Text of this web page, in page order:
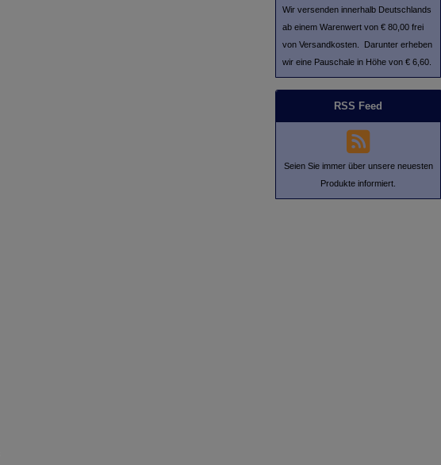
Wir versenden innerhalb Deutschlands
ab einem Warenwert von € 80,00 frei
von Versandkosten. Darunter erheben
wir eine Pauschale in Höhe von € 6,60.
RSS Feed
Seien Sie immer über unsere neuesten
Produkte informiert.